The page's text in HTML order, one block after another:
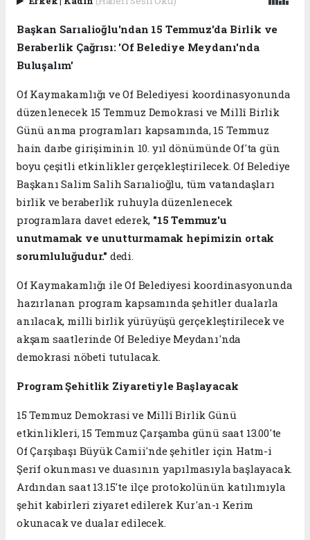
Başkan Sarıalioğlu'ndan 15 Temmuz'da Birlik ve
Beraberlik Çağrısı: 'Of Belediye Meydanı'nda
Buluşalım'
Of Kaymakamlığı ve Of Belediyesi koordinasyonunda
düzenlenecek 15 Temmuz Demokrasi ve Millî Birlik
Günü anma programları kapsamında, 15 Temmuz
hain darbe girişiminin 10. yıl dönümünde Of'ta gün
boyu çeşitli etkinlikler gerçekleştirilecek. Of Belediye
Başkanı Salim Salih Sarıalioğlu, tüm vatandaşları
birlik ve beraberlik ruhuyla düzenlenecek
programlara davet ederek, "15 Temmuz'u
unutmamak ve unutturmamak hepimizin ortak
sorumluluğudur." dedi.
Of Kaymakamlığı ile Of Belediyesi koordinasyonunda
hazırlanan program kapsamında şehitler dualarla
anılacak, milli birlik yürüyüşü gerçekleştirilecek ve
akşam saatlerinde Of Belediye Meydanı'nda
demokrasi nöbeti tutulacak.
Program Şehitlik Ziyaretiyle Başlayacak
15 Temmuz Demokrasi ve Millî Birlik Günü
etkinlikleri, 15 Temmuz Çarşamba günü saat 13.00'te
Of Çarşıbaşı Büyük Camii'nde şehitler için Hatm-i
Şerif okunması ve duasının yapılmasıyla başlayacak.
Ardından saat 13.15'te ilçe protokolünün katılımıyla
şehit kabirleri ziyaret edilerek Kur'an-ı Kerim
okunacak ve dualar edilecek.